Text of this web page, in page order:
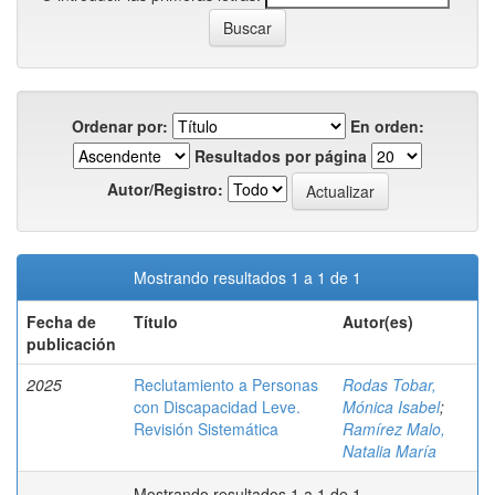
Ordenar por:
En orden:
Resultados por página
Autor/Registro:
Mostrando resultados 1 a 1 de 1
Fecha de
publicación
Título Autor(es)
2025
Reclutamiento a Personas
con Discapacidad Leve.
Revisión Sistemática
Rodas Tobar,
Mónica Isabel;
Ramírez Malo,
Natalia María